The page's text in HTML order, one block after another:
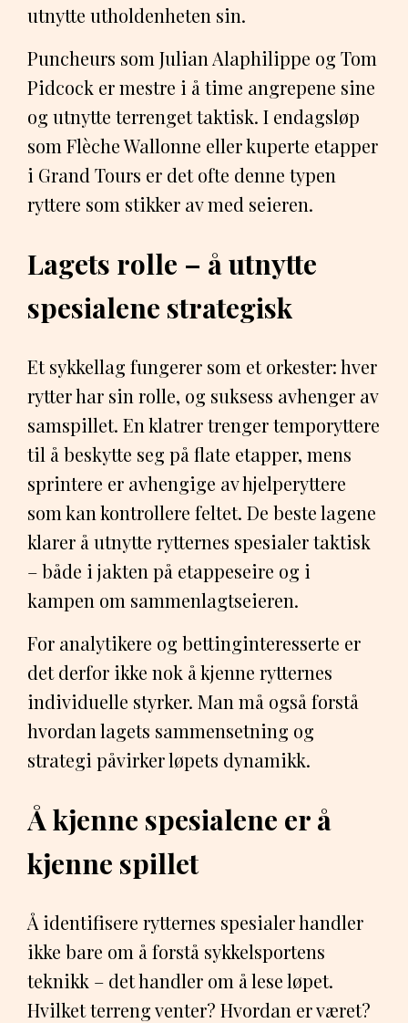
utnytte utholdenheten sin.
Puncheurs som Julian Alaphilippe og Tom
Pidcock er mestre i å time angrepene sine
og utnytte terrenget taktisk. I endagsløp
som Flèche Wallonne eller kuperte etapper
i Grand Tours er det ofte denne typen
ryttere som stikker av med seieren.
Lagets rolle – å utnytte
spesialene strategisk
Et sykkellag fungerer som et orkester: hver
rytter har sin rolle, og suksess avhenger av
samspillet. En klatrer trenger temporyttere
til å beskytte seg på flate etapper, mens
sprintere er avhengige av hjelperyttere
som kan kontrollere feltet. De beste lagene
klarer å utnytte rytternes spesialer taktisk
– både i jakten på etappeseire og i
kampen om sammenlagtseieren.
For analytikere og bettinginteresserte er
det derfor ikke nok å kjenne rytternes
individuelle styrker. Man må også forstå
hvordan lagets sammensetning og
strategi påvirker løpets dynamikk.
Å kjenne spesialene er å
kjenne spillet
Å identifisere rytternes spesialer handler
ikke bare om å forstå sykkelsportens
teknikk – det handler om å lese løpet.
Hvilket terreng venter? Hvordan er været?